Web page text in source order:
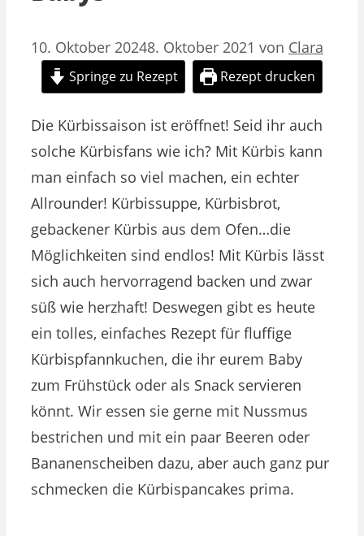
10. Oktober 20248. Oktober 2021 von Clara
Springe zu Rezept Rezept drucken
Die Kürbissaison ist eröffnet! Seid ihr auch
solche Kürbisfans wie ich? Mit Kürbis kann
man einfach so viel machen, ein echter
Allrounder! Kürbissuppe, Kürbisbrot,
gebackener Kürbis aus dem Ofen…die
Möglichkeiten sind endlos! Mit Kürbis lässt
sich auch hervorragend backen und zwar
süß wie herzhaft! Deswegen gibt es heute
ein tolles, einfaches Rezept für fluffige
Kürbispfannkuchen, die ihr eurem Baby
zum Frühstück oder als Snack servieren
könnt. Wir essen sie gerne mit Nussmus
bestrichen und mit ein paar Beeren oder
Bananenscheiben dazu, aber auch ganz pur
schmecken die Kürbispancakes prima.